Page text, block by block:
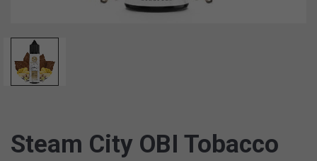
Steam City OBI Tobacco